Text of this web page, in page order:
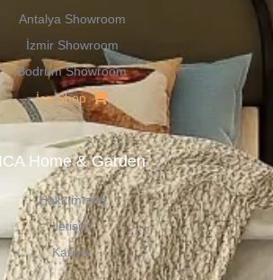
Antalya Showroom
İzmir Showroom
Bodrum Showroom
İca Shop
ICA Home & Garden
Hakkımızda
İletişim
Kariyer